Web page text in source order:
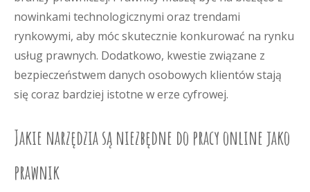
nowinkami technologicznymi oraz trendami
rynkowymi, aby móc skutecznie konkurować na rynku
usług prawnych. Dodatkowo, kwestie związane z
bezpieczeństwem danych osobowych klientów stają
się coraz bardziej istotne w erze cyfrowej.
Jakie narzędzia są niezbędne do pracy online jako
prawnik